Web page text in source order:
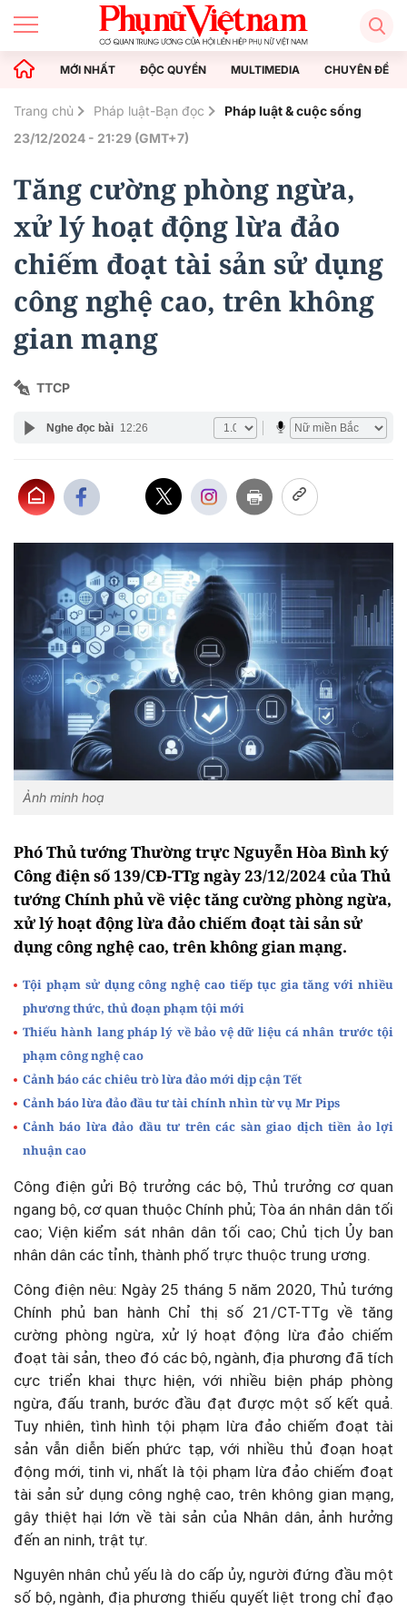
MỚI NHẤT ĐỘC QUYỀN MULTIMEDIA CHUYÊN ĐỀ
Trang chủ Pháp luật-Bạn đọc
Pháp luật & cuộc sống
23/12/2024 - 21:29 (GMT+7)
Tăng cường phòng ngừa,
xử lý hoạt động lừa đảo
chiếm đoạt tài sản sử dụng
công nghệ cao, trên không
gian mạng
TTCP
Nghe đọc bài 12:26
Ảnh minh hoạ
Phó Thủ tướng Thường trực Nguyễn Hòa Bình ký
Công điện số 139/CĐ-TTg ngày 23/12/2024 của Thủ
tướng Chính phủ về việc tăng cường phòng ngừa,
xử lý hoạt động lừa đảo chiếm đoạt tài sản sử
dụng công nghệ cao, trên không gian mạng.
Tội phạm sử dụng công nghệ cao tiếp tục gia tăng với nhiều
phương thức, thủ đoạn phạm tội mới
Thiếu hành lang pháp lý về bảo vệ dữ liệu cá nhân trước tội
phạm công nghệ cao
Cảnh báo các chiêu trò lừa đảo mới dịp cận Tết
Cảnh báo lừa đảo đầu tư tài chính nhìn từ vụ Mr Pips
Cảnh báo lừa đảo đầu tư trên các sàn giao dịch tiền ảo lợi
nhuận cao
Công điện gửi Bộ trưởng các bộ, Thủ trưởng cơ quan
ngang bộ, cơ quan thuộc Chính phủ; Tòa án nhân dân tối
cao; Viện kiểm sát nhân dân tối cao; Chủ tịch Ủy ban
nhân dân các tỉnh, thành phố trực thuộc trung ương.
Công điện nêu: Ngày 25 tháng 5 năm 2020, Thủ tướng
Chính phủ ban hành Chỉ thị số 21/CT-TTg về tăng
cường phòng ngừa, xử lý hoạt động lừa đảo chiếm
đoạt tài sản, theo đó các bộ, ngành, địa phương đã tích
cực triển khai thực hiện, với nhiều biện pháp phòng
ngừa, đấu tranh, bước đầu đạt được một số kết quả.
Tuy nhiên, tình hình tội phạm lừa đảo chiếm đoạt tài
sản vẫn diễn biến phức tạp, với nhiều thủ đoạn hoạt
động mới, tinh vi, nhất là tội phạm lừa đảo chiếm đoạt
tài sản sử dụng công nghệ cao, trên không gian mạng,
gây thiệt hại lớn về tài sản của Nhân dân, ảnh hưởng
đến an ninh, trật tự.
Nguyên nhân chủ yếu là do cấp ủy, người đứng đầu một
số bộ, ngành, địa phương thiếu quyết liệt trong chỉ đạo